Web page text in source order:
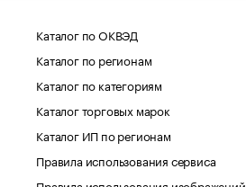
Каталог по ОКВЭД
Каталог по регионам
Каталог по категориям
Каталог торговых марок
Каталог ИП по регионам
Правила использования сервиса